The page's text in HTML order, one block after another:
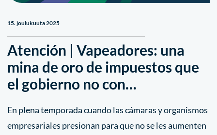
15. joulukuuta 2025
Atención | Vapeadores: una
mina de oro de impuestos que
el gobierno no con…
En plena temporada cuando las cámaras y organismos
empresariales presionan para que no se les aumenten